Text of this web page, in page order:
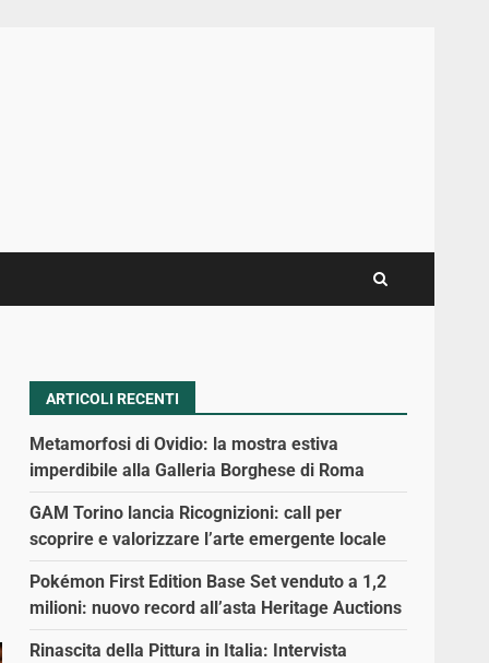
ARTICOLI RECENTI
Metamorfosi di Ovidio: la mostra estiva
imperdibile alla Galleria Borghese di Roma
GAM Torino lancia Ricognizioni: call per
scoprire e valorizzare l’arte emergente locale
Pokémon First Edition Base Set venduto a 1,2
milioni: nuovo record all’asta Heritage Auctions
Rinascita della Pittura in Italia: Intervista